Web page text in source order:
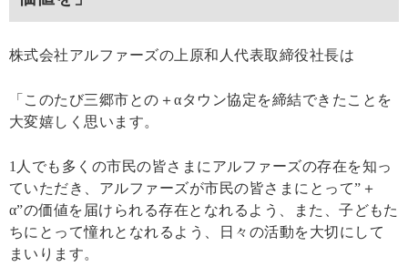
株式会社アルファーズの上原和人代表取締役社長は
「このたび三郷市との＋αタウン協定を締結できたことを
大変嬉しく思います。
1人でも多くの市民の皆さまにアルファーズの存在を知っ
ていただき、アルファーズが市民の皆さまにとって”＋
α”の価値を届けられる存在となれるよう、また、子どもた
ちにとって憧れとなれるよう、日々の活動を大切にして
まいります。